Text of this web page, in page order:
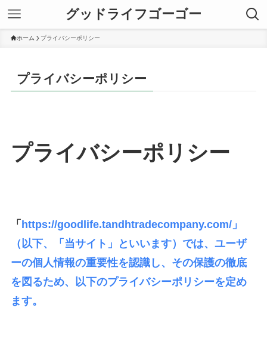
グッドライフゴーゴー
ホーム プライバシーポリシー
プライバシーポリシー
プライバシーポリシー
「 https://goodlife.tandhtradecompany.com/」
（以下、「当サイト」といいます）では、ユーザ
ーの個人情報の重要性を認識し、その保護の徹底
を図るため、以下のプライバシーポリシーを定め
ます。